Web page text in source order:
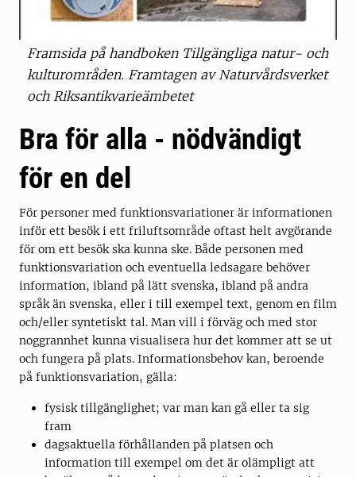
Framsida på handboken Tillgängliga natur- och
kulturområden. Framtagen av Naturvårdsverket
och Riksantikvarieämbetet
Bra för alla - nödvändigt
för en del
För personer med funktionsvariationer är informationen
inför ett besök i ett friluftsområde oftast helt avgörande
för om ett besök ska kunna ske. Både personen med
funktionsvariation och eventuella ledsagare behöver
information, ibland på lätt svenska, ibland på andra
språk än svenska, eller i till exempel text, genom en film
och/eller syntetiskt tal. Man vill i förväg och med stor
noggrannhet kunna visualisera hur det kommer att se ut
och fungera på plats. Informationsbehov kan, beroende
på funktionsvariation, gälla:
fysisk tillgänglighet; var man kan gå eller ta sig
fram
dagsaktuella förhållanden på platsen och
information till exempel om det är olämpligt att